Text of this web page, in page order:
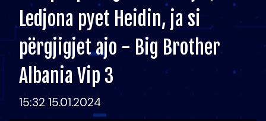
Ledjona pyet Heidin, ja si
përgjigjet ajo - Big Brother
Albania Vip 3
15:32 15.01.2024